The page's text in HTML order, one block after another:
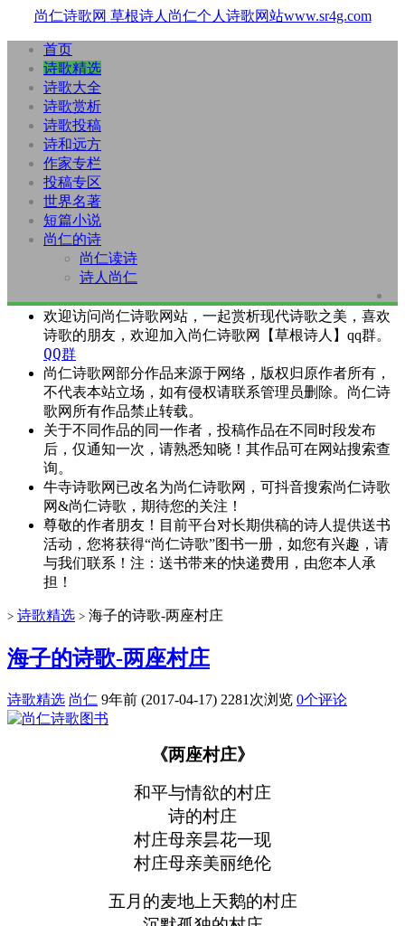
尚仁诗歌网 草根诗人尚仁个人诗歌网站www.sr4g.com
首页
诗歌精选
诗歌大全
诗歌赏析
诗歌投稿
诗和远方
作家专栏
投稿专区
世界名著
短篇小说
尚仁的诗
尚仁读诗
诗人尚仁
欢迎访问尚仁诗歌网站，一起赏析现代诗歌之美，喜欢
诗歌的朋友，欢迎加入尚仁诗歌网【草根诗人】qq群。
QQ群
尚仁诗歌网部分作品来源于网络，版权归原作者所有，
不代表本站立场，如有侵权请联系管理员删除。尚仁诗
歌网所有作品禁止转载。
关于不同作品的同一作者，投稿作品在不同时段发布
后，仅通知一次，请熟悉知晓！其作品可在网站搜索查
询。
牛寺诗歌网已改名为尚仁诗歌网，可抖音搜索尚仁诗歌
网&尚仁诗歌，期待您的关注！
尊敬的作者朋友！目前平台对长期供稿的诗人提供送书
活动，您将获得“尚仁诗歌”图书一册，如您有兴趣，请
与我们联系！注：送书带来的快递费用，由您本人承
担！
> 诗歌精选 > 海子的诗歌-两座村庄
海子的诗歌-两座村庄
诗歌精选 尚仁 9年前 (2017-04-17) 2281次浏览 0个评论
《两座村庄》
和平与情欲的村庄
诗的村庄
村庄母亲昙花一现
村庄母亲美丽绝伦
五月的麦地上天鹅的村庄